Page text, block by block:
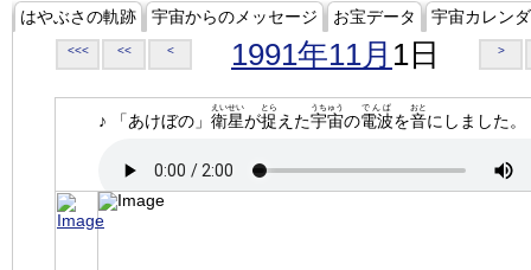
はやぶさの軌跡 宇宙からのメッセージ お宝データ 宇宙カレン
<<< << < 1991年11月 1日 >
♪ 「あけぼの」 衛星
えいせい
が捉
とら
えた宇宙
うちゅう
の電波
でんぱ
を音
おと
にしました。